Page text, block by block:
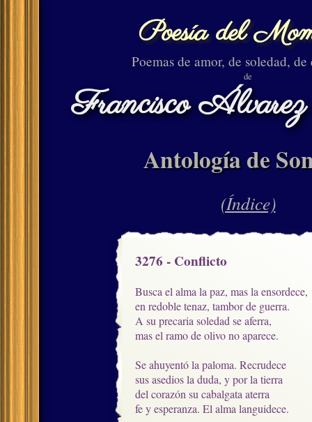
Poesía del
Poemas de amor, de soledad, de
de
Francisco
Antología de
(Índice)
3276 - Conflicto
Busca el alma la paz, mas la ensordece,
en redoble tenaz, tambor de guerra.
A su precaria soledad se aferra,
mas el ramo de olivo no aparece.
Se ahuyentó la paloma. Recrudece
sus asedios la duda, y por la tierra
del corazón su cabalgata aterra
fe y esperanza. El alma languidece.